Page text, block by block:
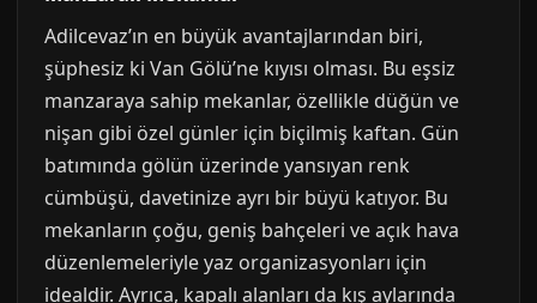
Adilcevaz’ın en büyük avantajlarından biri,
şüphesiz ki Van Gölü’ne kıyısı olması. Bu eşsiz
manzaraya sahip mekanlar, özellikle düğün ve
nişan gibi özel günler için biçilmiş kaftan. Gün
batımında gölün üzerinde yansıyan renk
cümbüşü, davetinize ayrı bir büyü katıyor. Bu
mekanların çoğu, geniş bahçeleri ve açık hava
düzenlemeleriyle yaz organizasyonları için
idealdir. Ayrıca, kapalı alanları da kış aylarında